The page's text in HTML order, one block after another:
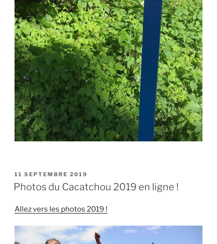
PUBLIÉ
LE
11 SEPTEMBRE 2019
Photos du Cacatchou 2019 en ligne !
Allez vers les photos 2019 !